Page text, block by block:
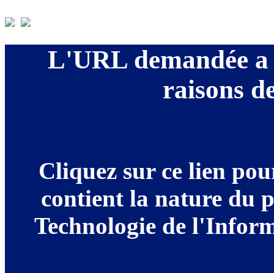
L'URL demandée a
raisons
Cliquez sur ce lien
contient la nature du
Technologie de